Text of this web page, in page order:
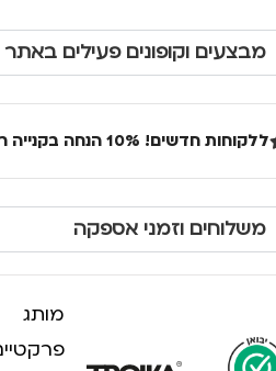
מבצעים וקופונים פעילים באתר
ללקוחות חדשים! 10% הנחה בקנייה ראשונה מעל 100 שקל באתר.
משלוחים וזמני אספקה
מותג